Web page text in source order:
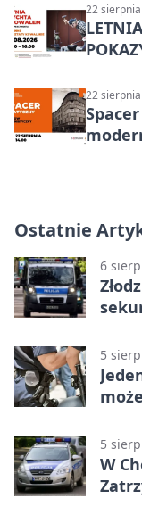
22
22
Ostatnie
6
5
5
W